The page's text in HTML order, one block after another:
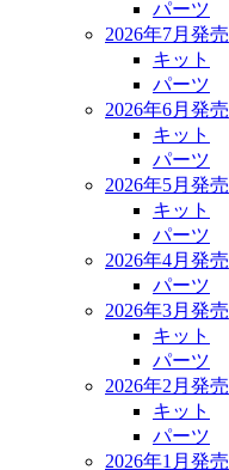
パーツ
2026年7月発売
キット
パーツ
2026年6月発売
キット
パーツ
2026年5月発売
キット
パーツ
2026年4月発売
パーツ
2026年3月発売
キット
パーツ
2026年2月発売
キット
パーツ
2026年1月発売